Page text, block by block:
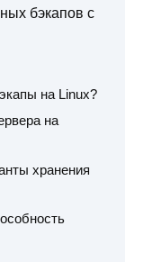
бэкапов с
на Linux?
на
хранения